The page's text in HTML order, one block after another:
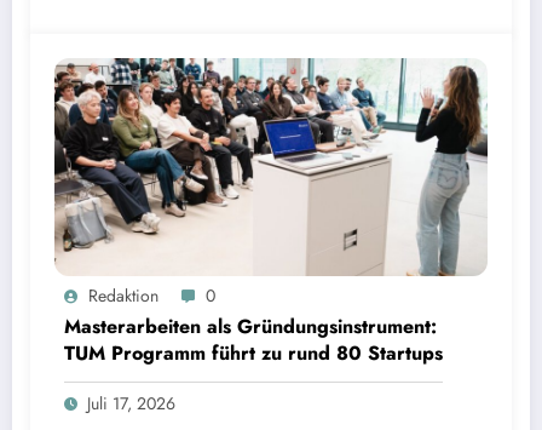
TUM
Redaktion 0
Masterarbeiten als Gründungsinstrument:
TUM Programm führt zu rund 80 Startups
Juli 17, 2026